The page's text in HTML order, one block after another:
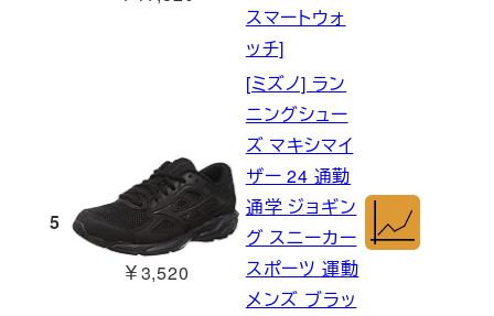
スマートウォ
ッチ]
5
￥3,520
[ミズノ] ラン
ニングシュー
ズ マキシマイ
ザー 24 通勤
通学 ジョギン
グ スニーカー
スポーツ 運動
メンズ ブラッ